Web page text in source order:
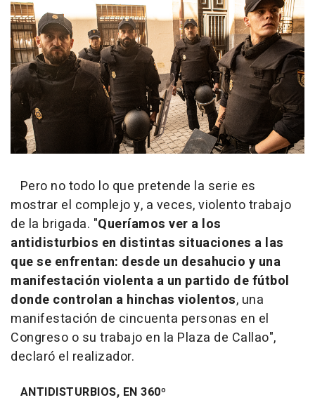
Pero no todo lo que pretende la serie es
mostrar el complejo y, a veces, violento trabajo
de la brigada. "Queríamos ver a los
antidisturbios en distintas situaciones a las
que se enfrentan: desde un desahucio y una
manifestación violenta a un partido de fútbol
donde controlan a hinchas violentos, una
manifestación de cincuenta personas en el
Congreso o su trabajo en la Plaza de Callao",
declaró el realizador.
ANTIDISTURBIOS, EN 360º